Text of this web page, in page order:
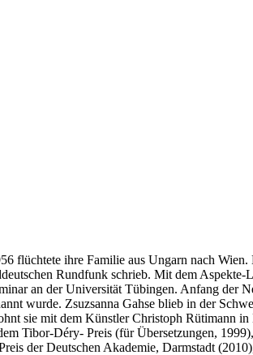
flüchtete ihre Familie aus Ungarn nach
Rundfunk schrieb. Mit dem
an der Universität Tübingen. Anfang der
wurde. Zsuzsanna Gahse blieb in der
sie mit dem Künstler Christoph Rütimann
Tibor-Déry- Preis (für Übersetzungen,
der Deutschen Akademie, Darmstadt